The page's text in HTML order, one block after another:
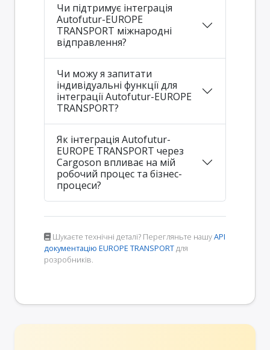
Чи підтримує інтеграція
Autofutur-EUROPE
TRANSPORT міжнародні
відправлення?
Чи можу я запитати
індивідуальні функції для
інтеграції Autofutur-EUROPE
TRANSPORT?
Як інтеграція Autofutur-
EUROPE TRANSPORT через
Cargoson впливає на мій
робочий процес та бізнес-
процеси?
Шукаєте технічні деталі? Перегляньте нашуAPI
документацію EUROPE TRANSPORTдля
розробників.